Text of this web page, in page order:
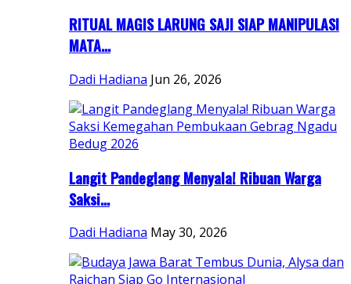
RITUAL MAGIS LARUNG SAJI SIAP MANIPULASI
MATA...
Dadi Hadiana Jun 26, 2026
Langit Pandeglang Menyala! Ribuan Warga
Saksi...
Dadi Hadiana May 30, 2026